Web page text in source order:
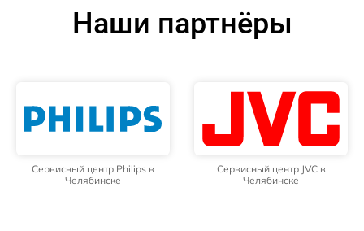
Наши партнёры
Сервисный центр Philips в
Челябинске
Сервисный центр JVC в
Челябинске